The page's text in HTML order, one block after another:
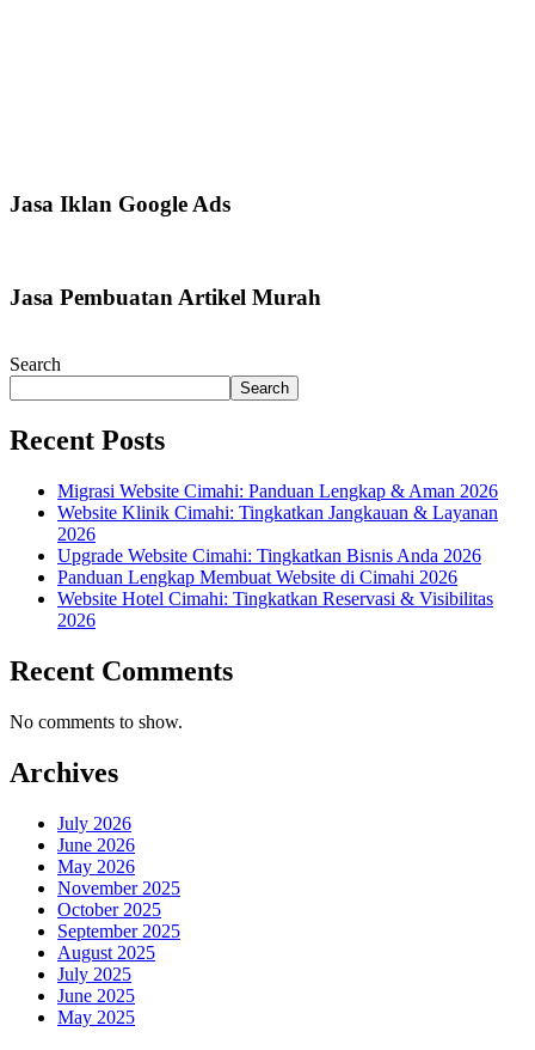
Jasa Iklan Google Ads
Jasa Pembuatan Artikel Murah
Search
Search
Recent Posts
Migrasi Website Cimahi: Panduan Lengkap & Aman 2026
Website Klinik Cimahi: Tingkatkan Jangkauan & Layanan
2026
Upgrade Website Cimahi: Tingkatkan Bisnis Anda 2026
Panduan Lengkap Membuat Website di Cimahi 2026
Website Hotel Cimahi: Tingkatkan Reservasi & Visibilitas
2026
Recent Comments
No comments to show.
Archives
July 2026
June 2026
May 2026
November 2025
October 2025
September 2025
August 2025
July 2025
June 2025
May 2025